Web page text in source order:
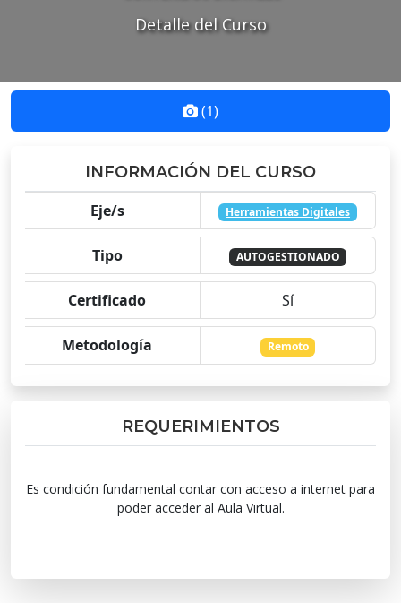
Detalle del Curso
(1)
INFORMACIÓN DEL CURSO
Eje/s
Herramientas Digitales
Tipo AUTOGESTIONADO
Certificado Sí
Metodología Remoto
REQUERIMIENTOS
Es condición fundamental contar con acceso a internet para
poder acceder al Aula Virtual.